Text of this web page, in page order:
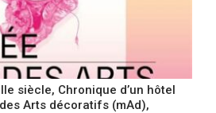
siècle, Chronique d’un hôtel
Arts décoratifs (mAd),